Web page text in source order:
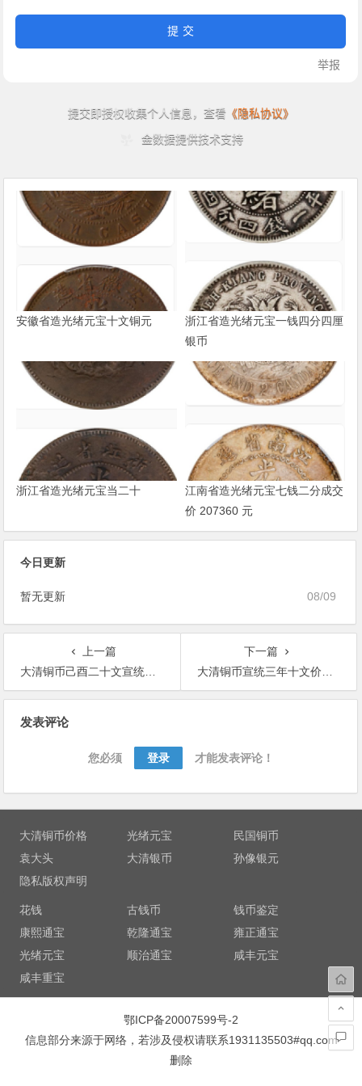
安徽省造光绪元宝十文铜元
浙江省造光绪元宝一钱四分四厘
银币
浙江省造光绪元宝当二十
江南省造光绪元宝七钱二分成交
价 207360 元
今日更新
08/09
暂无更新
上一篇
大清铜币己酉二十文宣统年造多少钱？
下一篇
大清铜币宣统三年十文价格多少（藏友-放眼世界1560）
发表评论
您必须 登录 才能发表评论！
大清铜币价格 光绪元宝
民国铜币
袁大头
大清银币
孙像银元
隐私版权声明
花钱 古钱币
钱币鉴定
康熙通宝
乾隆通宝
雍正通宝
光绪元宝
顺治通宝
咸丰元宝
咸丰重宝
鄂ICP备20007599号-2
信息部分来源于网络，若涉及侵权请联系1931135503#qq.com
删除